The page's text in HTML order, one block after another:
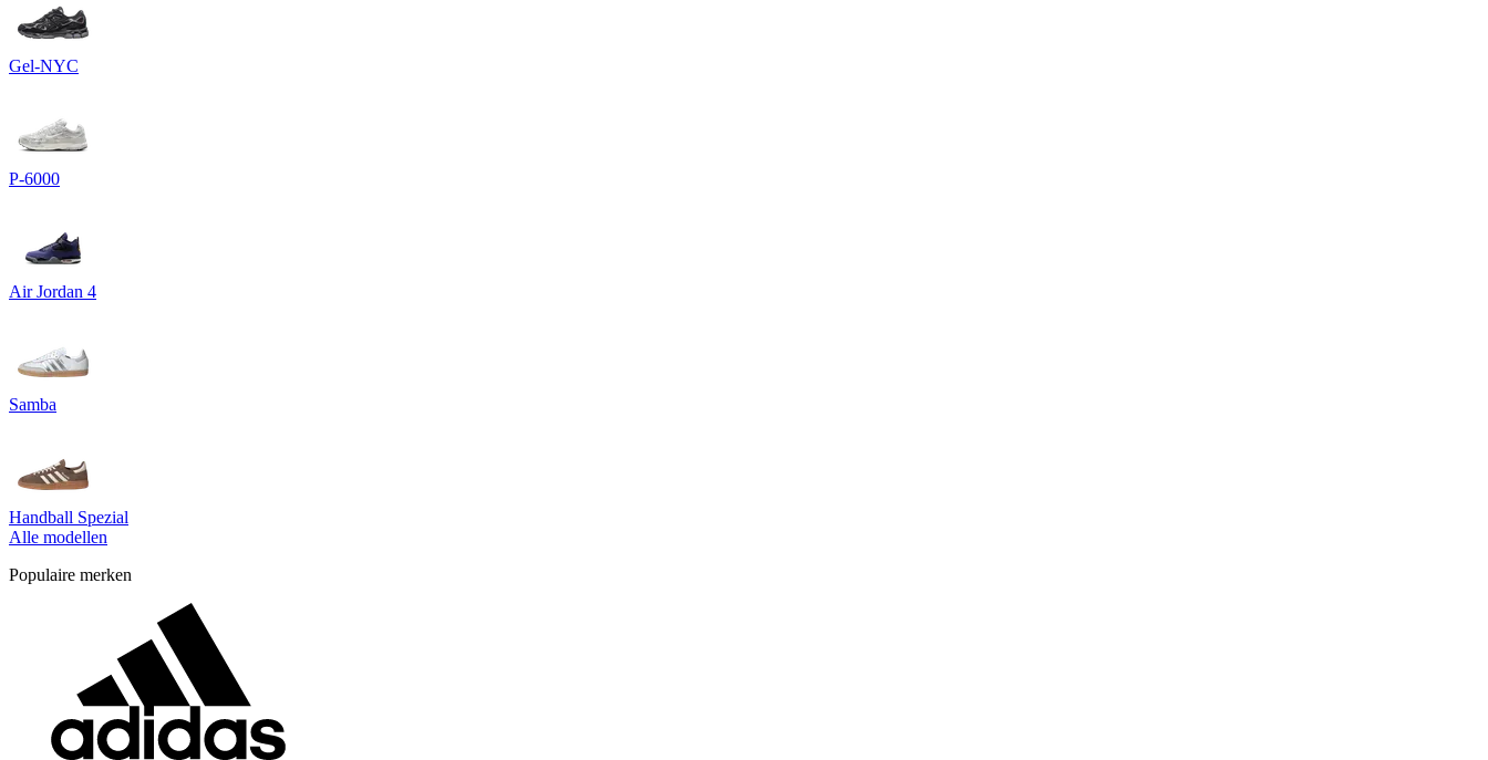
Gel-NYC
P-6000
Air Jordan 4
Samba
Handball Spezial
Alle modellen
Populaire merken